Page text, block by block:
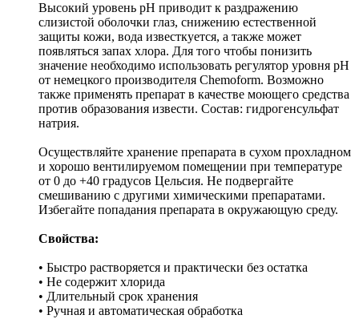
Высокий уровень pH приводит к раздражению
слизистой оболочки глаз, снижению естественной
защиты кожи, вода известкуется, а также может
появляться запах хлора. Для того чтобы понизить
значение необходимо использовать регулятор уровня pH
от немецкого производителя Chemoform. Возможно
также применять препарат в качестве моющего средства
против образования извести. Состав: гидрогенсульфат
натрия.
Осуществляйте хранение препарата в сухом прохладном
и хорошо вентилируемом помещении при температуре
от 0 до +40 градусов Цельсия. Не подвергайте
смешиванию с другими химическими препаратами.
Избегайте попадания препарата в окружающую среду.
Свойства:
• Быстро растворяется и практически без остатка
• Не содержит хлорида
• Длительный срок хранения
• Ручная и автоматическая обработка